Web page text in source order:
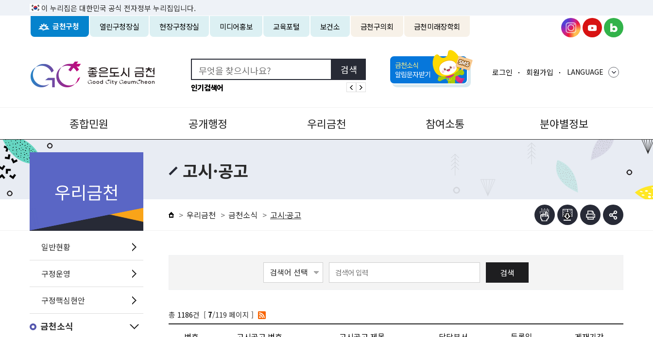
이 누리집은 대한민국 공식 전자정부 누리집입니다.
금천구청 열린구청장실 현장구청장실 미디어홍보 교육포털 보건소 금천구의회 금천미래장학회
인기검색어
금천소식
알림문자받기
로그인 회원가입 LANGUAGE
종합민원 공개행정 우리금천 참여소통 분야별정보
우리금천
일반현황
구정운영
구정핵심현안
금천소식
고시·공고
우리금천 금천소식 고시·공고
검색
총 1186건 [ 7/119 페이지 ]